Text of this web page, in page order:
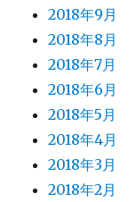
2018年9月
2018年8月
2018年7月
2018年6月
2018年5月
2018年4月
2018年3月
2018年2月